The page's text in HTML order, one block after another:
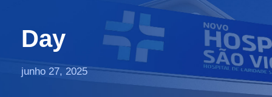
Day
junho 27, 2025